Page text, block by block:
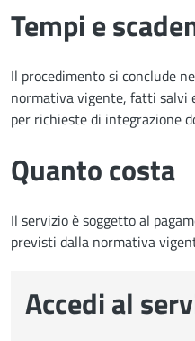
Tempi e
Il procedimento si conclude
normativa vigente, fatti salvi
per richieste di integrazione
Quanto costa
Il servizio è soggetto al
previsti dalla normativa
Accedi al